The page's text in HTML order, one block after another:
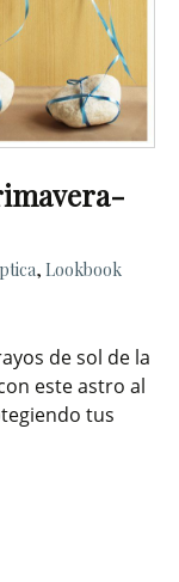
, Lookbook
de sol de la
este astro al
tus